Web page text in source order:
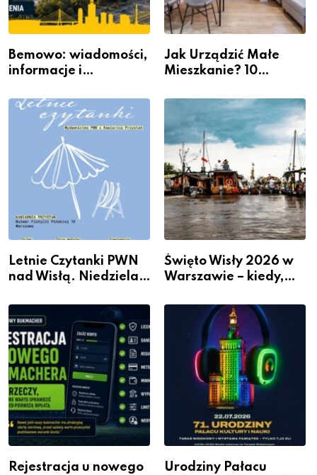
Bemowo: wiadomości,
informacje i
Jak Urządzić Małe
Mieszkanie? 10
Przestrzeni Bez
Kosztownego Remontu
Letnie Czytanki PWN
nad Wisłą. Niedziela z
dla siebie
Święto Wisły 2026 w
Warszawie – kiedy,
działo 2 sierpnia
Rejestracja u nowego
Urodziny Pałacu